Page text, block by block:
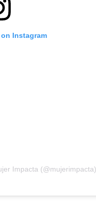
Instagram
Impacta (@mujerimpacta)